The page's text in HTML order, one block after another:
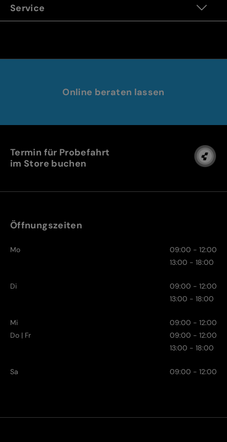
Service
Online beraten lassen
Termin für Probefahrt
im Store buchen
Öffnungszeiten
Mo
09:00 - 12:00
13:00 - 18:00
Di
09:00 - 12:00
13:00 - 18:00
Mi
09:00 - 12:00
Do | Fr
09:00 - 12:00
13:00 - 18:00
Sa 09:00 - 12:00